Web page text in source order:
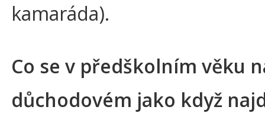
kamaráda).
Co se v předškolním věku
důchodovém jako když